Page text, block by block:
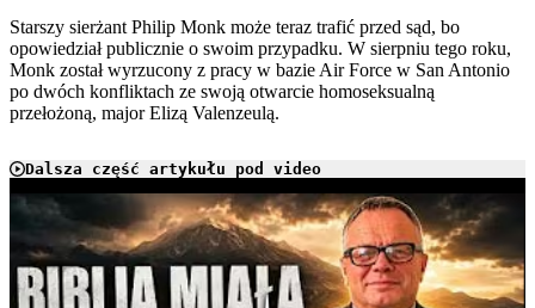
Starszy sierżant Philip Monk może teraz trafić przed sąd, bo
opowiedział publicznie o swoim przypadku. W sierpniu tego roku,
Monk został wyrzucony z pracy w bazie Air Force w San Antonio
po dwóch konfliktach ze swoją otwarcie homoseksualną
przełożoną, major Elizą Valenzeulą.
Dalsza część artykułu pod video